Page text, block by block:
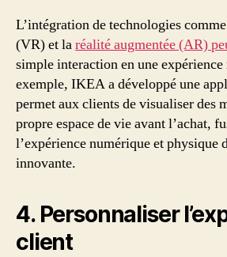
L’intégration de technologies
(VR) et laréalité augmentée (AR)
simple interaction en une
exemple, IKEA a développé une
permet aux clients de visualiser des
propre espace de vie avant l’achat,
l’expérience numérique et physique
innovante.
4. Personnaliser
client